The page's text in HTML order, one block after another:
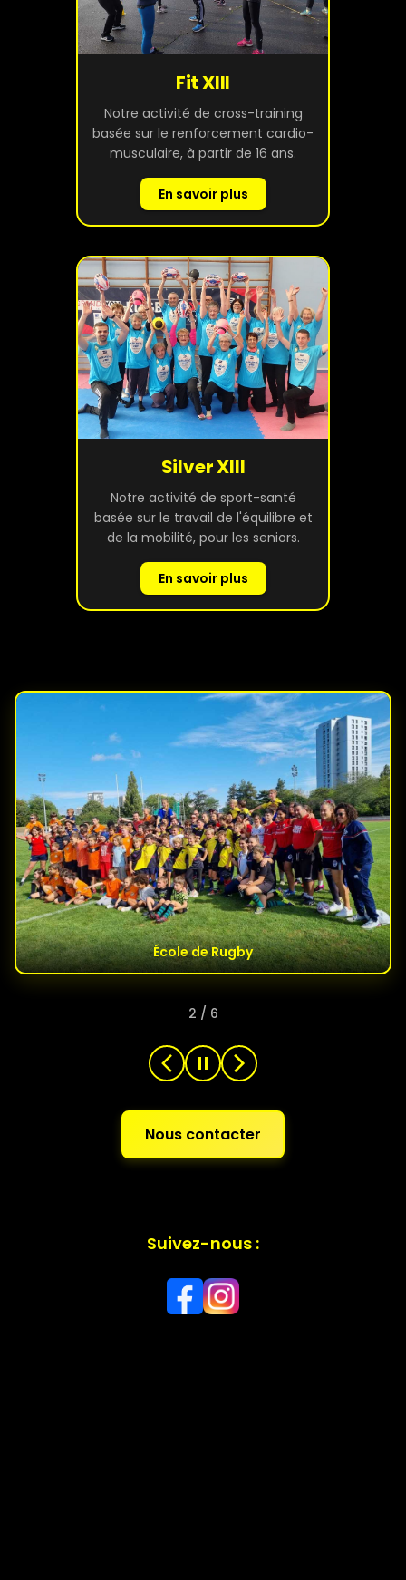
Fit XIII
Notre activité de cross-training
basée sur le renforcement cardio-
musculaire, à partir de 16 ans.
En savoir plus
Silver XIII
Notre activité de sport-santé
basée sur le travail de l'équilibre et
de la mobilité, pour les seniors.
En savoir plus
École de Rugby
2 / 6
Nous contacter
Suivez-nous :